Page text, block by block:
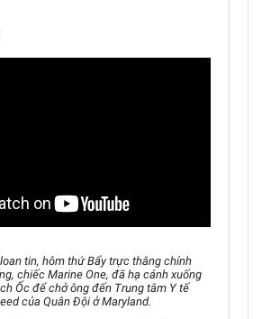
tin, hôm thứ Bẩy trực thăng chính
chiếc Marine One, đã hạ cánh xuống
Ốc để chở ông đến Trung tâm Y tế
của Quân Đội ở Maryland.